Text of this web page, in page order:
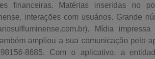
financeiras. Matérias inseridas no
interações com usuários. Grande
Mídia
ampliou a sua comunicação pelo
8685. Com o aplicativo, a